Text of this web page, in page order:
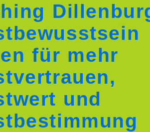
für mehr
und